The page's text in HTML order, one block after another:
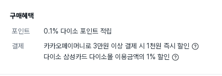
구매혜택
포인트
0.1% 다이소 포인트 적립
결제
카카오페이머니로 3만원 이상 결제 시 1천원 즉시 할인
다이소 삼성카드 다이소몰 이용금액의 1% 할인